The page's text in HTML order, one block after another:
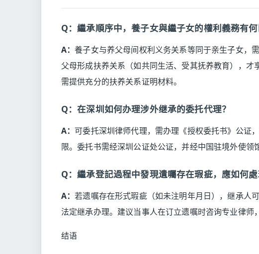
Q：繼承順序中，養子女與繼子女的權利義務有何
A：養子女与养父母间权利义务关系等同于亲生子女，
父母形成扶养关系（如共同生活、受其抚养教育），才
需提供充分的扶养关系证明材料。
Q：在深圳如何办理涉外继承的委托代理？
A： 可委托深圳律师代理，需办理《授权委托书》公证
限。委托书需经深圳公证处公证，并经中国驻境外使领
Q：繼承登記過程中發現遺囑存在瑕疵，應如何處
A：若遗嘱存在形式瑕疵（如未注明年月日），继承人
法定继承办理。建议当事人在订立遗嘱时咨询专业律师
结语